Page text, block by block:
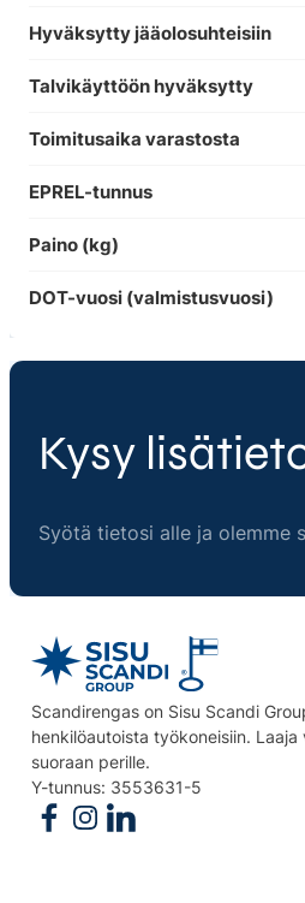
Hyväksytty jääolosuhteisiin
Talvikäyttöön hyväksytty
Toimitusaika varastosta
EPREL-tunnus
Paino (kg)
DOT-vuosi (valmistusvuosi)
Kysy
Syötä tietosi alle ja olemme
Scandirengas on Sisu Scandi
henkilöautoista työkoneisiin.
suoraan perille.
Y-tunnus: 3553631-5
Follow us on Facebook
Follow us on Instagram
Follow us on Linkedin